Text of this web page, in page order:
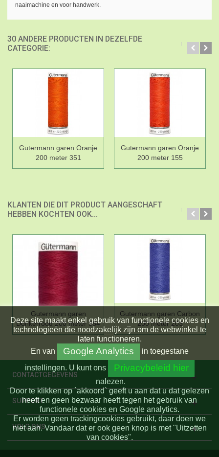
naaimachine en voor handwerk.
30 ANDERE PRODUCTEN IN DEZELFDE
CATEGORIE:
Gutermann garen Oranje
200 meter 351
Gutermann garen Oranje
200 meter 155
KLANTEN DIE DIT PRODUCT AANGESCHAFT
HEBBEN KOCHTEN OOK...
Gutermann garen
Donkerrood 200 meter 384
Gutermann garen Carbon
200 meter 203
CONTACTGEGEVENS
SUPPORT
VOLG ONS
Deze site maakt enkel gebruik van functionele cookies en
technologieën die noodzakelijk zijn om de webwinkel te
laten functioneren.
En van Google Analytics
in toegestane
instellingen. U kunt ons Privacybeleid hier
nalezen.
Door te klikken op `akkoord` geeft u aan dat u dat gelezen
heeft en geen bezwaar heeft tegen het gebruik van
functionele cookies en Google analytics.
Er worden geen trackingcookies gebruikt, daar doen we
niet aan. Vandaar dat er ook geen knop is met "Uitzetten
van cookies".